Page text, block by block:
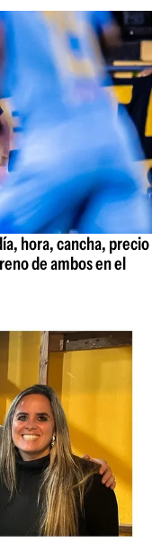
hora, cancha, precio
de ambos en el